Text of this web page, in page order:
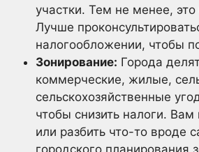
участки. Тем не менее,
Лучше
налогообложении, чтобы
Зонирование: Города
коммерческие, жилые,
сельскохозяйственные
чтобы снизить налоги.
или разбить что-то вроде
городского